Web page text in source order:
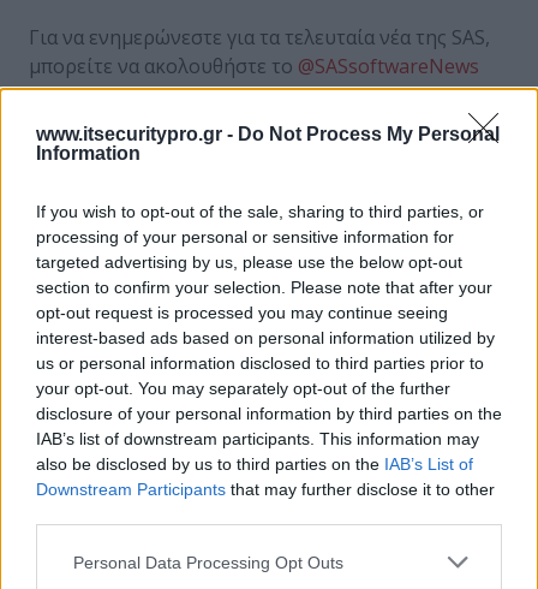
www.itsecuritypro.gr - Do Not Process My Personal
Information
If you wish to opt-out of the sale, sharing to third parties, or
processing of your personal or sensitive information for
targeted advertising by us, please use the below opt-out
section to confirm your selection. Please note that after your
opt-out request is processed you may continue seeing
interest-based ads based on personal information utilized by
us or personal information disclosed to third parties prior to
your opt-out. You may separately opt-out of the further
disclosure of your personal information by third parties on the
IAB’s list of downstream participants. This information may
also be disclosed by us to third parties on the IAB’s List of
Downstream Participants that may further disclose it to other
Personal Data Processing Opt Outs
Για να ενημερώνεστε για τα τελευταία νέα της SAS,
μπορείτε να ακολουθήστε το @SASsoftwareNews
στο Twitter.
ΣΧΕΤΙΚΑ ΑΡΘΡΑ
Πώς θα ενισχυθεί η ανθεκτικότητα των
οργανισμών το 2023; 10 προβλέψεις από τη
SAS
Στρατηγική Συνεργασία μεταξύ Performance
Technologies και SAS
Νέες λύσεις και στρατηγικές συνεργασίες για